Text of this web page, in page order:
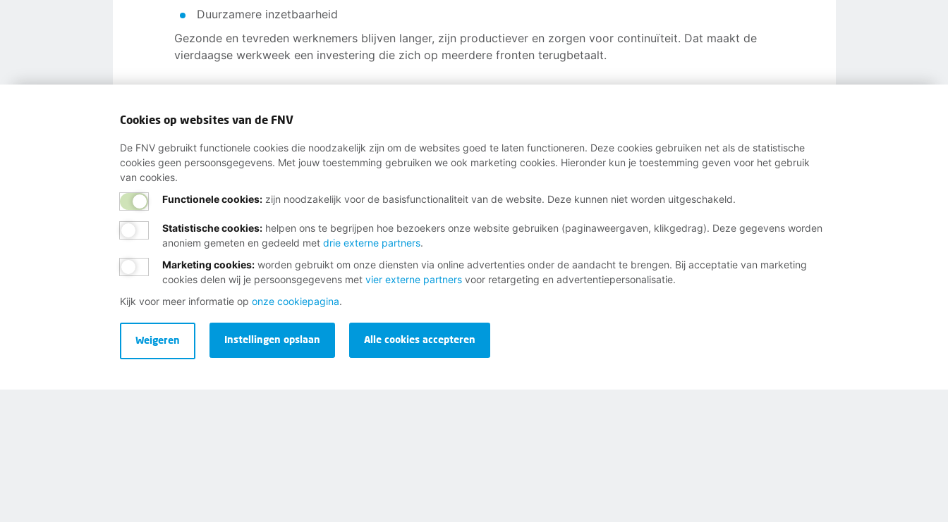
Duurzamere inzetbaarheid
Gezonde en tevreden werknemers blijven langer, zijn productiever en zorgen voor continuïteit. Dat maakt de
vierdaagse werkweek een investering die zich op meerdere fronten terugbetaalt.
Wij helpen je graag
Bij al je vragen over werk, inkomen en lidmaatschap.
Neem contact op met de FNV
Vragen over het lidmaatschap
Vragen over werk en inkomen
Dienstverlening bij jou in de buurt
Meld je aan voor onze nieuwsbrief
Cookies op websites van de FNV
De FNV gebruikt functionele cookies die noodzakelijk zijn om de websites goed te laten functioneren. Deze cookies gebruiken net als de statistische
cookies geen persoonsgegevens. Met jouw toestemming gebruiken we ook marketing cookies. Hieronder kun je toestemming geven voor het gebruik
van cookies.
Functionele cookies:zijn noodzakelijk voor de basisfunctionaliteit van de website. Deze kunnen niet worden uitgeschakeld.
Statistische cookies: helpen ons te begrijpen hoe bezoekers onze website gebruiken (paginaweergaven, klikgedrag). Deze gegevens worden
anoniem gemeten en gedeeld met drie externe partners.
Marketing cookies: worden gebruikt om onze diensten via online advertenties onder de aandacht te brengen. Bij acceptatie van marketing
cookies delen wij je persoonsgegevens met vier externe partnersvoor retargeting en advertentiepersonalisatie.
Kijk voor meer informatie op onze cookiepagina.
Alle cookies accepteren
Instellingen opslaan
Weigeren